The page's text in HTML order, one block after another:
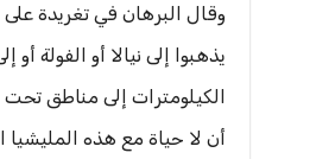
وقال البرهان في تغريدة
يذهبوا إلى نيالا أو الفولة
الكيلومترات إلى مناطق
أن لا حياة مع هذه المليشيا